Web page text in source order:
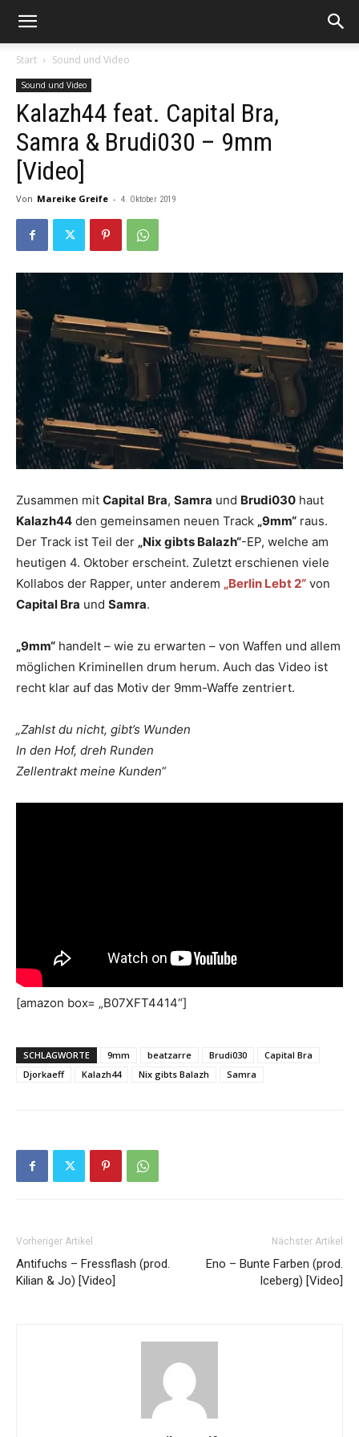
Start Sound und Video
Sound und Video
Kalazh44 feat. Capital Bra,
Samra & Brudi030 – 9mm
[Video]
Von Mareike Greife - 4. Oktober 2019
Zusammen mit Capital Bra, Samra und Brudi030 haut
Kalazh44 den gemeinsamen neuen Track „9mm“ raus.
Der Track ist Teil der „Nix gibts Balazh“-EP, welche am
heutigen 4. Oktober erscheint. Zuletzt erschienen viele
Kollabos der Rapper, unter anderem „Berlin Lebt 2“ von
Capital Bra und Samra.
„9mm“ handelt – wie zu erwarten – von Waffen und allem
möglichen Kriminellen drum herum. Auch das Video ist
recht klar auf das Motiv der 9mm-Waffe zentriert.
„Zahlst du nicht, gibt’s Wunden
In den Hof, dreh Runden
Zellentrakt meine Kunden“
[amazon box= „B07XFT4414“]
SCHLAGWORTE 9mm beatzarre Brudi030
Capital Bra
Djorkaeff
Kalazh44 Nix gibts Balazh Samra
Vorheriger Artikel
Antifuchs – Fressflash (prod.
Kilian & Jo) [Video]
Nächster Artikel
Eno – Bunte Farben (prod.
Iceberg) [Video]